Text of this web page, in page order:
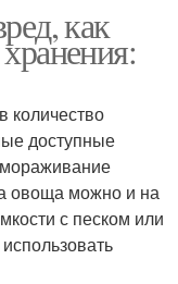
как
количество
доступные
овоща можно и на
с песком или